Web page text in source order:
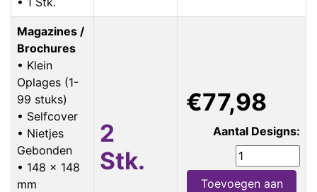
Magazines /
Brochures
• Klein
Oplages (1-
99 stuks)
• Selfcover
• Nietjes
Gebonden
• 148 x 148
mm
2
Stk.
€77,98
Aantal Designs:
Toevoegen aan